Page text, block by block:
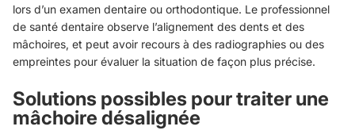
lors d’un examen dentaire ou orthodontique. Le professionnel
de santé dentaire observe l’alignement des dents et des
mâchoires, et peut avoir recours à des radiographies ou des
empreintes pour évaluer la situation de façon plus précise.
Solutions possibles pour traiter une
mâchoire désalignée